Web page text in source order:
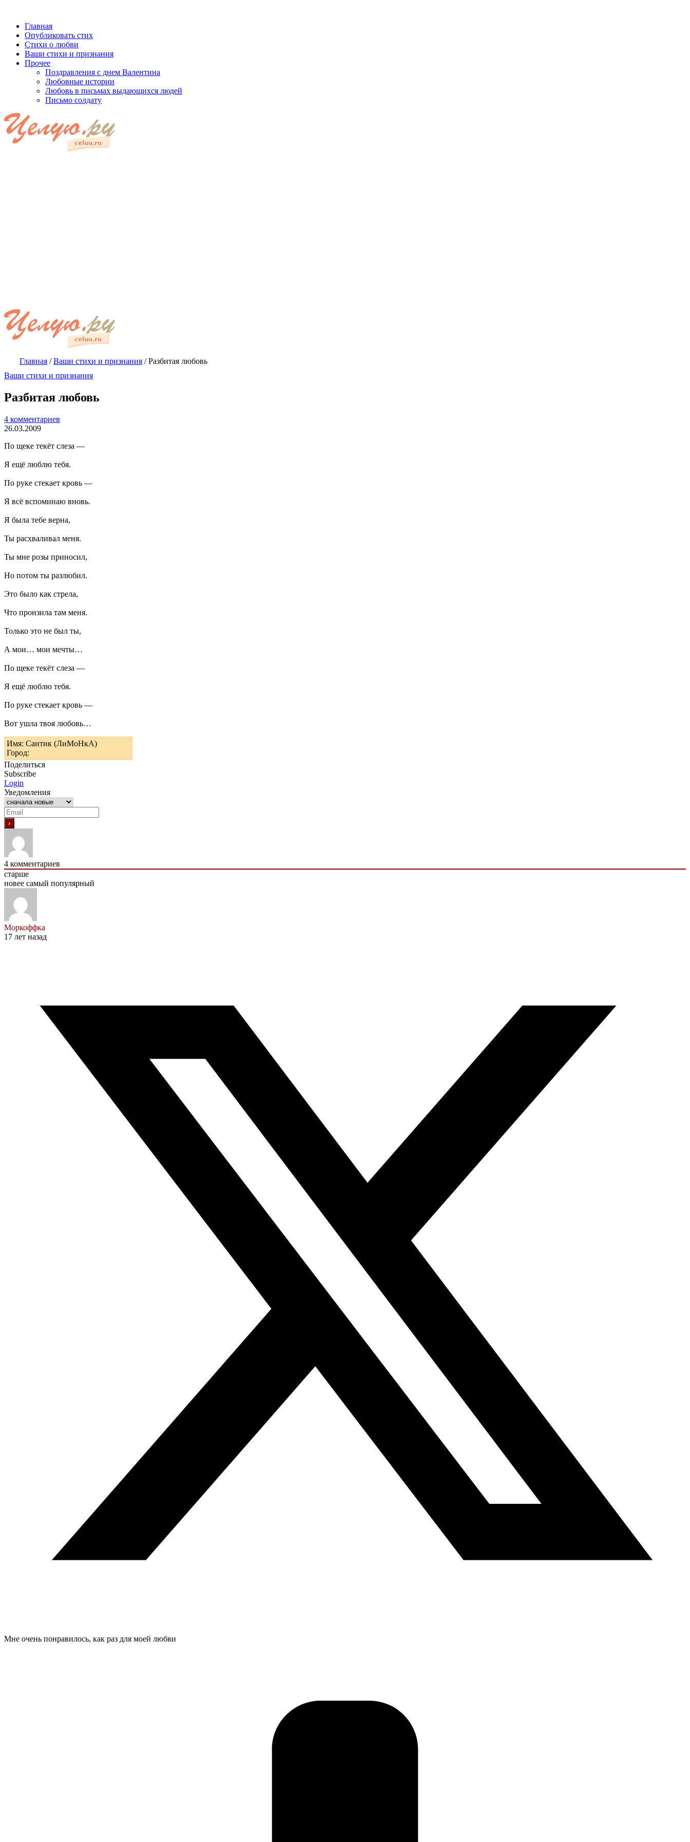
Главная
Опубликовать стих
Стихи о любви
Ваши стихи и признания
Прочее
Поздравления с днем Валентина
Любовные истории
Любовь в письмах выдающихся людей
Письмо солдату
Главная /Ваши стихи и признания /Разбитая любовь
Ваши стихи и признания
Разбитая любовь
4 комментариев
26.03.2009
По щеке текёт слеза —
Я ещё люблю тебя.
По руке стекает кровь —
Я всё вспоминаю вновь.
Я была тебе верна,
Ты расхваливал меня.
Ты мне розы приносил,
Но потом ты разлюбил.
Это было как стрела,
Что пронзила там меня.
Только это не был ты,
А мои… мои мечты…
По щеке текёт слеза —
Я ещё люблю тебя.
По руке стекает кровь —
Вот ушла твоя любовь…
Имя: Сантик (ЛиМоНкА)
Город:
Поделиться
Subscribe
Login
Уведомления
4 комментариев
старше
новее самый популярный
Моркоффка
17 лет назад
Мне очень понравилось, как раз для моей любви